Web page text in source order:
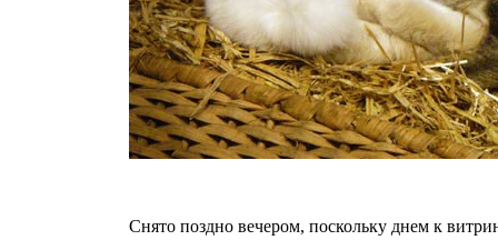
Снято поздно вечером, поскольку днем к